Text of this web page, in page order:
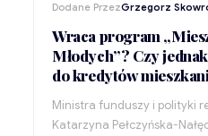
Dodane PrzezGrzegorz
Wraca program
Młodych”? Czy
do kredytów
Ministra funduszy i polityki
Katarzyna Pełczyńska-